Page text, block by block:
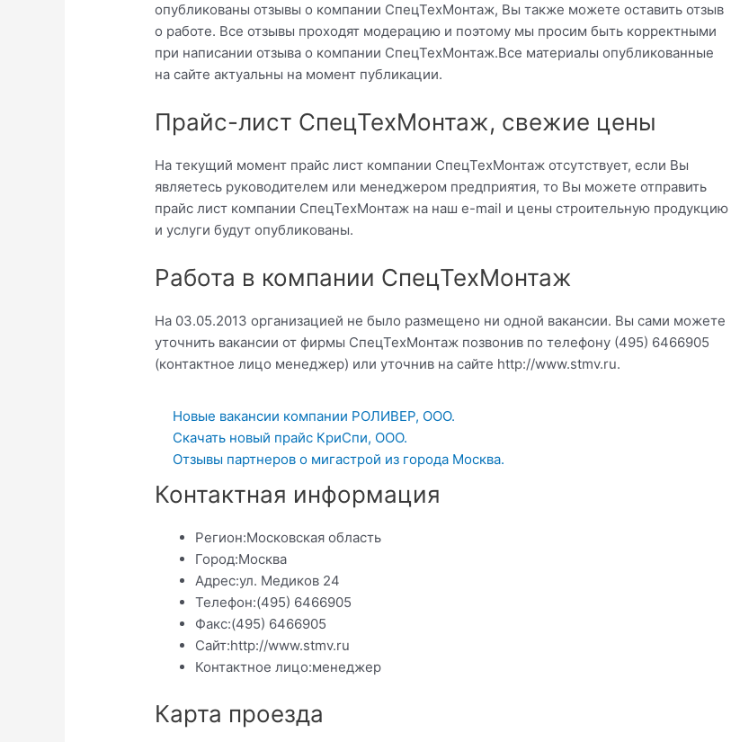
опубликованы отзывы о компании СпецТехМонтаж, Вы также можете оставить отзыв
о работе. Все отзывы проходят модерацию и поэтому мы просим быть корректными
при написании отзыва о компании СпецТехМонтаж.Все материалы опубликованные
на сайте актуальны на момент публикации.
Прайс-лист СпецТехМонтаж, свежие цены
На текущий момент прайс лист компании СпецТехМонтаж отсутствует, если Вы
являетесь руководителем или менеджером предприятия, то Вы можете отправить
прайс лист компании СпецТехМонтаж на наш e-mail и цены строительную продукцию
и услуги будут опубликованы.
Работа в компании СпецТехМонтаж
На 03.05.2013 организацией не было размещено ни одной вакансии. Вы сами можете
уточнить вакансии от фирмы СпецТехМонтаж позвонив по телефону (495) 6466905
(контактное лицо менеджер) или уточнив на сайте http://www.stmv.ru.
Новые вакансии компании РОЛИВЕР, ООО.
Скачать новый прайс КриСпи, ООО.
Отзывы партнеров о мигастрой из города Москва.
Контактная информация
Регион:Московская область
Город:Москва
Адрес:ул. Медиков 24
Телефон:(495) 6466905
Факс:(495) 6466905
Сайт:http://www.stmv.ru
Контактное лицо:менеджер
Карта проезда